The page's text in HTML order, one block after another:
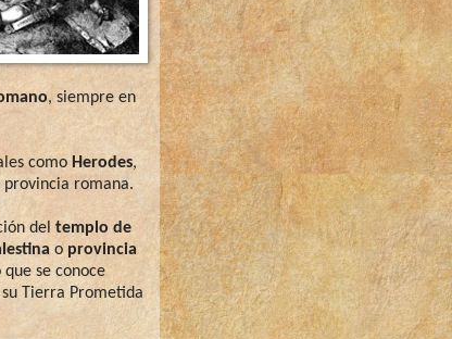
, siempre en
comoHerodes,
romana.
del templo de
o provincia
se conoce
Tierra Prometida